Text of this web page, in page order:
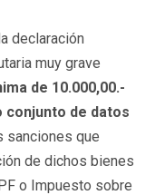
declaración
muy grave
de 10.000,00.-
conjunto de datos
sanciones que
de dichos bienes
o Impuesto sobre